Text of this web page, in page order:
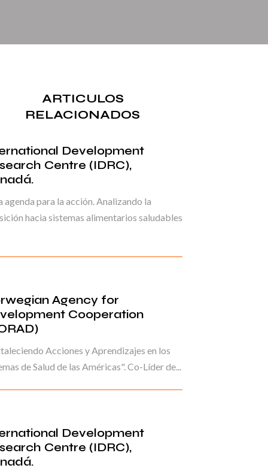
ARTICULOS
RELACIONADOS
Development
Centre (IDRC),
agenda para la acción. Analizando la
hacia sistemas alimentarios saludables
Agency for
Cooperation
Acciones y Aprendizajes en los
de Salud de las Américas". Co-Líder de...
Development
Centre (IDRC),